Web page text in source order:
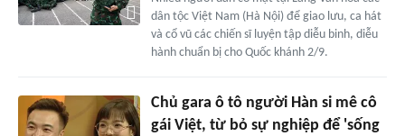
dân tộc Việt Nam (Hà Nội) để giao lưu, ca hát
và cổ vũ các chiến sĩ luyện tập diễu binh, diễu
hành chuẩn bị cho Quốc khánh 2/9.
Chủ gara ô tô người Hàn si mê cô
gái Việt, từ bỏ sự nghiệp để 'sống